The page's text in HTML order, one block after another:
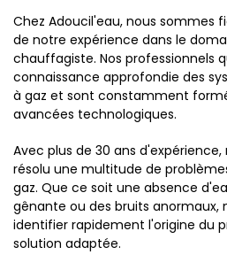
Chez Adoucil'eau, nous sommes
de notre expérience dans le
chauffagiste. Nos professionnels
connaissance approfondie des
à gaz et sont constamment
avancées technologiques.
Avec plus de 30 ans
résolu une multitude de
gaz. Que ce soit une absence
gênante ou des bruits anormaux,
identifier rapidement l'origine du
solution adaptée.